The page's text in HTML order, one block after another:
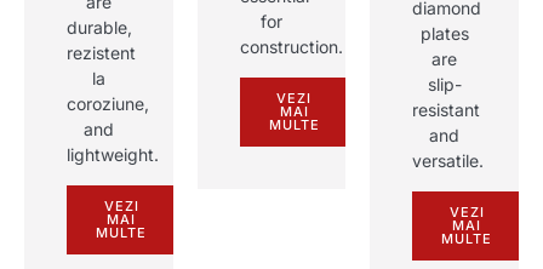
durable,
rezistent
la
coroziune,
and
lightweight.
VEZI
MAI
MULTE
for
construction.
VEZI
MAI
MULTE
diamond
plates
are
slip-
resistant
and
versatile.
VEZI
MAI
MULTE